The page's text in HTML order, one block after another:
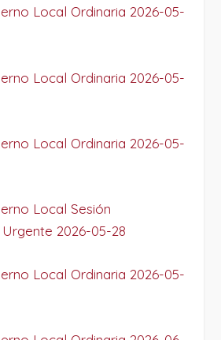
Local Ordinaria 2026-05-
Local Ordinaria 2026-05-
Local Ordinaria 2026-05-
Local Sesión
2026-05-28
Local Ordinaria 2026-05-